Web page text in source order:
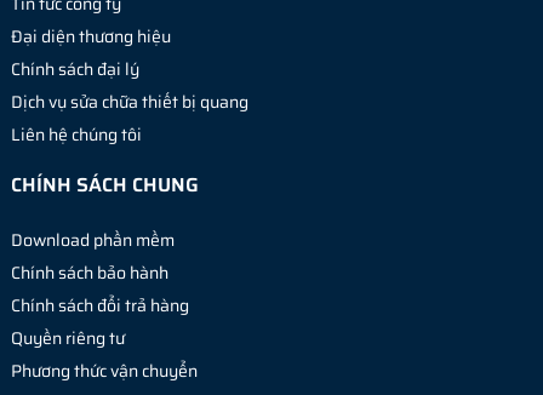
Đại diện thương hiệu
Chính sách đại lý
Dịch vụ sửa chữa thiết bị quang
Liên hệ chúng tôi
CHÍNH SÁCH CHUNG
Download phần mềm
Chính sách bảo hành
Chính sách đổi trả hàng
Quyền riêng tư
Phương thức vận chuyển